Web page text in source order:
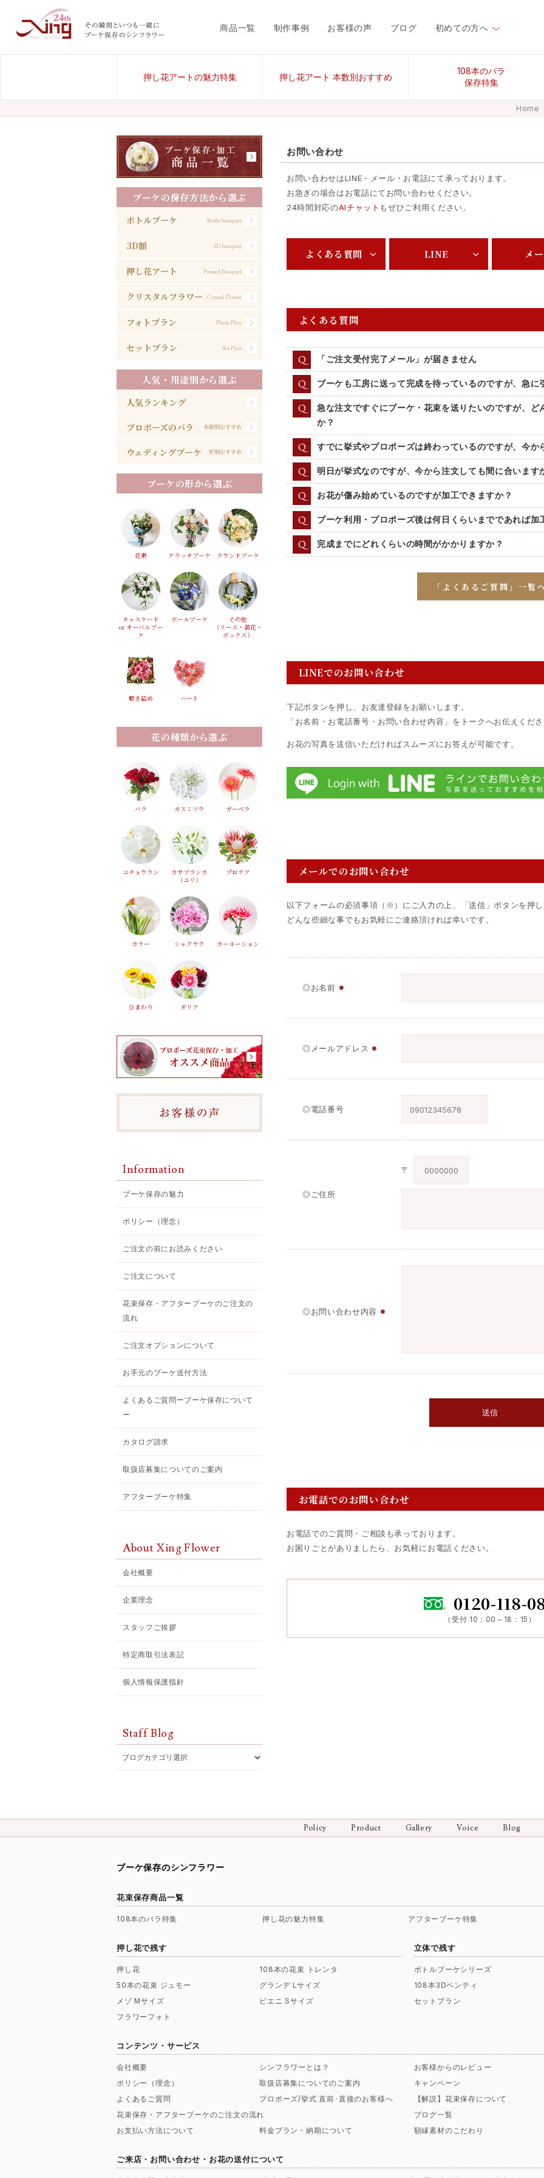
商品一覧 制作事例 お客様の声 ブログ 初めての方へ
押し花アートの魅力特集 押し花アート 本数別おすすめ
108本のバラ
保存特集
Home
お問い合わせ
お問い合わせはLINE・メール・お電話にて承っております。
お急ぎの場合はお電話にてお問い合わせください。
24時間対応のAIチャット もぜひご利用ください。
よくある質問 LINE メ
よくある質問
Q 「ご注文受付完了メール」が届きません
Q ブーケも工房に送って完成を待っているのですが、急
Q
急な注文ですぐにブーケ・花束を送りたいのですが、
か？
Q すでに挙式やプロポーズは終わっているのですが、今か
Q 明日が挙式なのですが、今から注文しても間に合います
Q お花が傷み始めているのですが加工できますか？
Q ブーケ利用・プロポーズ後は何日くらいまでであれば加
Q 完成までにどれくらいの時間がかかりますか？
「よくあるご質問」一覧
LINEでのお問い合わせ
下記ボタンを押し、お友達登録をお願いします。
「お名前・お電話番号・お問い合わせ内容」をトークへお伝えくだ
お花の写真を送信いただければスムーズにお答えが可能です。
メールでのお問い合わせ
以下フォームの必須事項（※）にご入力の上、「送信」ボタンを押
どんな些細な事でもお気軽にご連絡頂ければ幸いです。
◎お名前 ※
◎メールアドレス ※
◎電話番号
◎ご住所
〒
◎お問い合わせ内容 ※
お電話でのお問い合わせ
お電話でのご質問・ご相談も承っております。
お困りごとがありましたら、お気軽にお電話ください。
0120-118-
（受付 10：00～18：15）
ブーケの保存方法から選ぶ
ボトルブーケ Bottle bouquet
3D額 3D bouquet
押し花アート Pressed Bouquet
クリスタルフラワー Crystal Flower
フォトプラン Photo Plan
セットプラン Set Plan
人気・用途別から選ぶ
人気ランキング
プロポーズのバラ 本数別おすすめ
ウェディングブーケ 形別おすすめ
ブーケの形から選ぶ
花束 クラッチブーケ ラウンドブーケ
キャスケード
or オーバルブー
ケ
ボールブーケ
その他
（リース・装花・
ボックス）
敷き詰め ハート
花の種類から選ぶ
バラ カスミソウ ガーベラ
コチョウラン
カサブランカ
（ユリ）
プロテア
カラー シャクヤク カーネーション
ひまわり ダリア
Information
ブーケ保存の魅力
ポリシー（理念）
ご注文の前にお読みください
ご注文について
花束保存・アフターブーケのご注文の
流れ
ご注文オプションについて
お手元のブーケ送付方法
よくあるご質問ーブーケ保存について
ー
カタログ請求
取扱店募集についてのご案内
アフターブーケ特集
About Xing Flower
会社概要
企業理念
スタッフご挨拶
特定商取引法表記
個人情報保護指針
Staff Blog
Policy Product Gallery Voice Blog
ブーケ保存のシンフラワー
花束保存商品一覧
108本のバラ特集 押し花の魅力特集 アフターブーケ特集
押し花で残す
押し花
108本の花束 トレンタ
50本の花束 ジュモー
グランデ Lサイズ
メゾ Mサイズ
ピエニ Sサイズ
フラワーフォト
立体で残す
ボトルブーケシリーズ
108本3Dベンティ
セットプラン
コンテンツ・サービス
会社概要
シンフラワーとは？
ポリシー（理念）
取扱店募集についてのご案内
よくあるご質問
プロポーズ/挙式 直前･直後のお客様へ
花束保存・アフターブーケのご注文の流れ
お支払い方法について
料金プラン・納期について
お客様からのレビュー
キャンペーン
【解説】花束保存について
ブログ一覧
額縁素材のこだわり
ご来店・お問い合わせ・お花の送付について